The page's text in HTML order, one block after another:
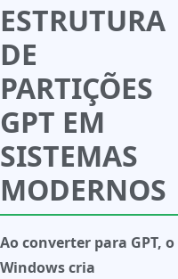
ESTRUTURA
DE
PARTIÇÕES
GPT EM
SISTEMAS
MODERNOS
Ao converter para GPT, o
Windows cria